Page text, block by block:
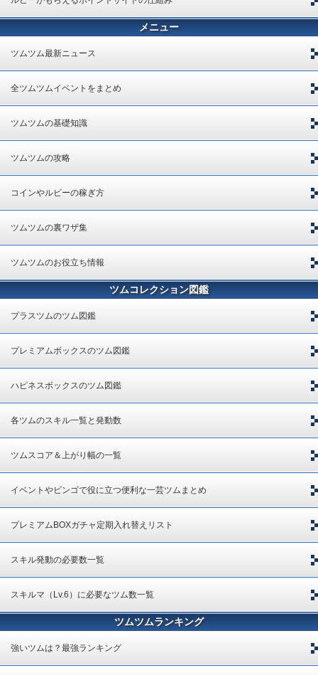
メニュー
ツムツム最新ニュース
全ツムツムイベントをまとめ
ツムツムの基礎知識
ツムツムの攻略
コインやルビーの稼ぎ方
ツムツムの裏ワザ集
ツムツムのお役立ち情報
ツムコレクション図鑑
プラスツムのツム図鑑
プレミアムボックスのツム図鑑
ハピネスボックスのツム図鑑
各ツムのスキル一覧と発動数
ツムスコア＆上がり幅の一覧
イベントやビンゴで役に立つ便利な一芸ツムまとめ
プレミアムBOXガチャ定期入れ替えリスト
スキル発動の必要数一覧
スキルマ（Lv.6）に必要なツム数一覧
ツムツムランキング
強いツムは？最強ランキング